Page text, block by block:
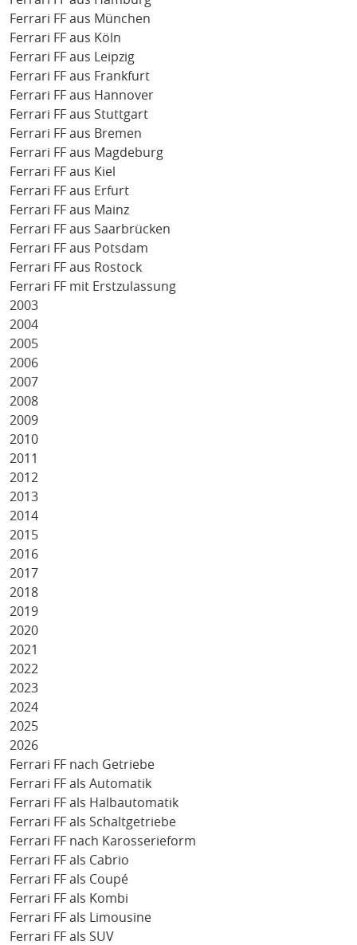
Ferrari FF aus München
Ferrari FF aus Köln
Ferrari FF aus Leipzig
Ferrari FF aus Frankfurt
Ferrari FF aus Hannover
Ferrari FF aus Stuttgart
Ferrari FF aus Bremen
Ferrari FF aus Magdeburg
Ferrari FF aus Kiel
Ferrari FF aus Erfurt
Ferrari FF aus Mainz
Ferrari FF aus Saarbrücken
Ferrari FF aus Potsdam
Ferrari FF aus Rostock
Ferrari FF mit Erstzulassung
2003
2004
2005
2006
2007
2008
2009
2010
2011
2012
2013
2014
2015
2016
2017
2018
2019
2020
2021
2022
2023
2024
2025
2026
Ferrari FF nach Getriebe
Ferrari FF als Automatik
Ferrari FF als Halbautomatik
Ferrari FF als Schaltgetriebe
Ferrari FF nach Karosserieform
Ferrari FF als Cabrio
Ferrari FF als Coupé
Ferrari FF als Kombi
Ferrari FF als Limousine
Ferrari FF als SUV